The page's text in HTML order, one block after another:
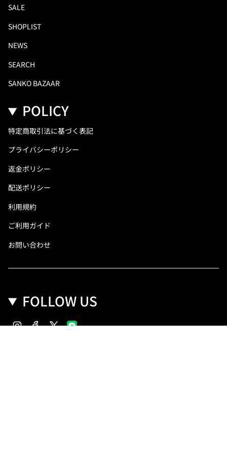
SALE
SHOPLIST
NEWS
SEARCH
SANKO BAZAAR
POLICY
特定商取引法に基づく表記
プライバシーポリシー
返金ポリシー
配送ポリシー
利用規約
ご利用ガイド
お問い合わせ
FOLLOW US
InstagramFacebook
Twitter